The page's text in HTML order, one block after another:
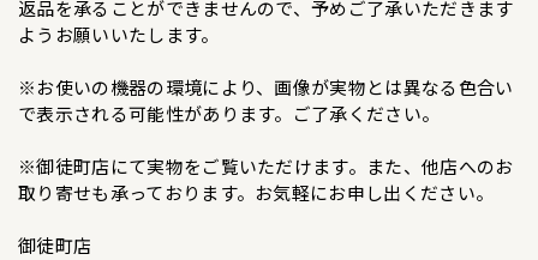
返品を承ることができませんので、予めご了承いただきます
ようお願いいたします。
※お使いの機器の環境により、画像が実物とは異なる色合い
で表示される可能性があります。ご了承ください。
※御徒町店にて実物をご覧いただけます。また、他店へのお
取り寄せも承っております。お気軽にお申し出ください。
御徒町店